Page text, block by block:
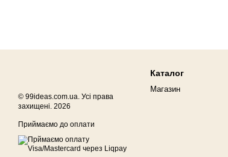
© 99ideas.com.ua. Усі права
захищені. 2026
Приймаємо до оплати
Каталог
Магазин